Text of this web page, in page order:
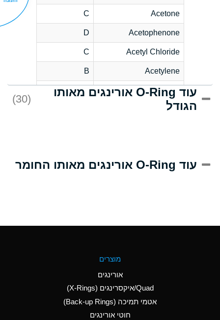
Acetone
C
Acetophenone
D
Acetyl Chloride
C
Acetylene
B
Acrlylonitrile
D
Adipic Acid
(Aqueous)
Aluminum Nitrate
(Aqueous)
Aluminum Phosphate
עוד O-Ring אורינגים מאותו
הגודל
(30)
עוד O-Ring אורינגים מאותו החומר
מוצרים
אורינגים
Quad/איקסרינגים (X-Rings)
אטמי תמיכה (Back-up Rings)
חוטי אורינגים